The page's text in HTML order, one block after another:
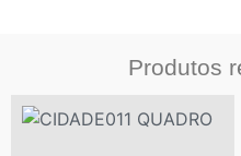
Produtos